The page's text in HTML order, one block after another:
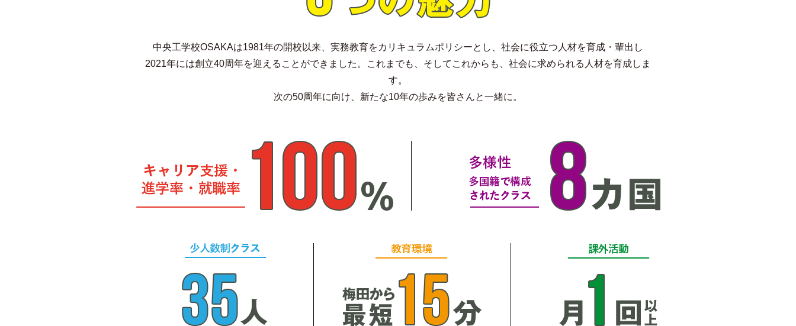
中央工学校OSAKAは1981年の開校以来、実務教育をカリキュラムポリシーとし、社会に役立つ人材を育成・輩出し
2021年には創立40周年を迎えることができました。これまでも、そしてこれからも、社会に求められる人材を育成しま
す。
次の50周年に向け、新たな10年の歩みを皆さんと一緒に。